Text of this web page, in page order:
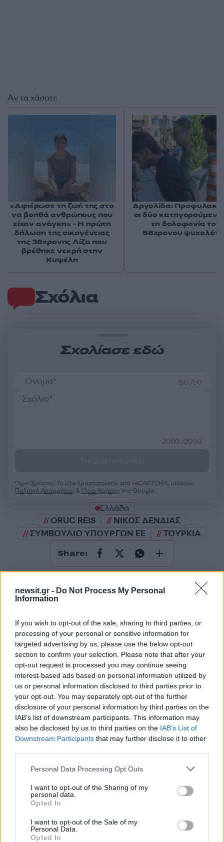
newsit.gr - Do Not Process My Personal
Information
If you wish to opt-out of the sale, sharing to third parties, or
processing of your personal or sensitive information for
targeted advertising by us, please use the below opt-out
section to confirm your selection. Please note that after your
opt-out request is processed you may continue seeing
interest-based ads based on personal information utilized by
us or personal information disclosed to third parties prior to
your opt-out. You may separately opt-out of the further
disclosure of your personal information by third parties on the
IAB’s list of downstream participants. This information may
also be disclosed by us to third parties on the IAB’s List of
Downstream Participants that may further disclose it to other
Please note that this website/app uses one or more Google
not limited to your visit or usage behaviour. You may click to
grant or deny consent to Google and its third-party tags to
use your data for below specified purposes in below Google
consent section.
Personal Data Processing Opt Outs
I want to opt-out of the Sharing of my
personal data.
Opted In
I want to opt-out of the Sale of my
Personal Data.
Opted In
Σχόλια
Σχολίασε εδώ
50 /50
2000 /2000
Όροι Χρήσης. Το site προστατεύεται από reCAPTCHA, ισχύουν
Πολιτική Απορρήτου &Όροι Χρήσης της Google.
Ελλάδα
ORUC REIS
ΝΙΚΟΣ ΔΕΝΔΙΑΣ
ΣΥΜΒΟΥΛΙΟ ΥΠΟΥΡΓΩΝ ΕΕ
ΤΟΥΡΚΙΑ
Share:
ενημερωθείτε πρώτοι για όλη την ειδησεογραφία και τα
τελευταία νέα της ημέρας
Αν τα χάσατε
«Αφιέρωσε τη ζωή της στο
να βοηθά ανθρώπους που
είχαν ανάγκη» - Η πρώτη
δήλωση της οικογένειας
της 38χρονης Λίζα που
βρέθηκε νεκρή στην
Κυψέλη
Αργολίδα:
οι δύο
τη δολοφονία του
58χρονου
Πιο δημοφιλή
1 Έφυγαν οι συνεργάτες, μένει η Μαρία
Καρυστιανού - Η επόμενη μέρα για την
«Ελπίδα για τη Δημοκρατία»
2Σαμοθράκη: «Μαμά νόμιζες ότι δε θα σε
ξαναδώ;» – Τα πρώτα λόγια του 22χρονου
που έπεσε σε κανάλι με καυτό νερό
3
χρειαζόμαστε»
Η βαθμολογία της UEFA μετά την ισοπαλία
του Παναθηναϊκού με την ΤΣΣΚΑ 1948
Μυστράς: «Για ψυχολογικούς λόγους»
κρατούσε τον νεκρό πατέρα του στον
καταψύκτη – Δεν ήταν οικονομικό το
κίνητρο σύμφωνα με τον δικηγόρο του